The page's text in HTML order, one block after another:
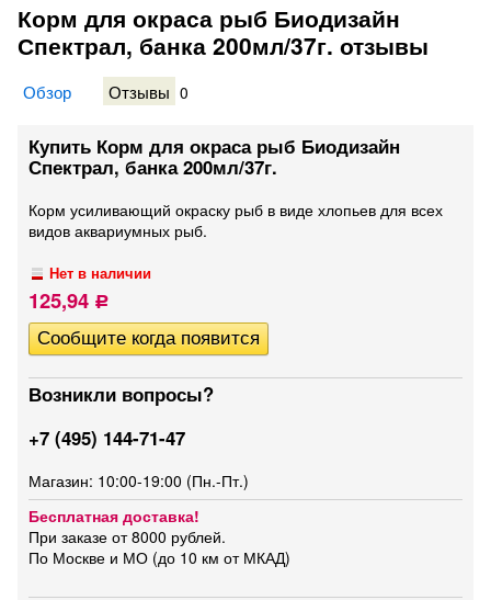
Корм для окраса рыб Биодизайн
Спектрал, банка 200мл/37г. отзывы
Обзор Отзывы 0
Купить Корм для окраса рыб Биодизайн
Спектрал, банка 200мл/37г.
Корм усиливающий окраску рыб в виде хлопьев для всех
видов аквариумных рыб.
Нет в наличии
125,94 Р
Возникли вопросы?
+7 (495) 144-71-47
Магазин: 10:00-19:00 (Пн.-Пт.)
Бесплатная доставка!
При заказе от 8000 рублей.
По Москве и МО (до 10 км от МКАД)